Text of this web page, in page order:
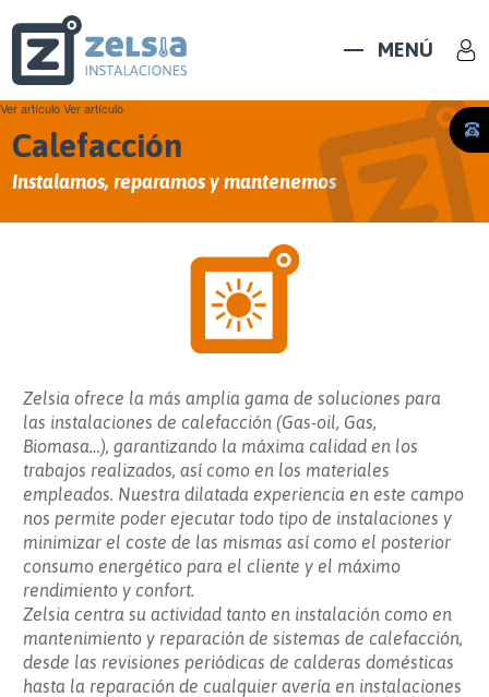
Ver artículoVer artículo
MENÚ
Calefacción
Instalamos, reparamos y mantenemos
Zelsia ofrece la más amplia gama de soluciones para
las instalaciones de calefacción (Gas-oil, Gas,
Biomasa…), garantizando la máxima calidad en los
trabajos realizados, así como en los materiales
empleados. Nuestra dilatada experiencia en este campo
nos permite poder ejecutar todo tipo de instalaciones y
minimizar el coste de las mismas así como el posterior
consumo energético para el cliente y el máximo
rendimiento y confort.
Zelsia centra su actividad tanto en instalación como en
mantenimiento y reparación de sistemas de calefacción,
desde las revisiones periódicas de calderas domésticas
hasta la reparación de cualquier avería en instalaciones